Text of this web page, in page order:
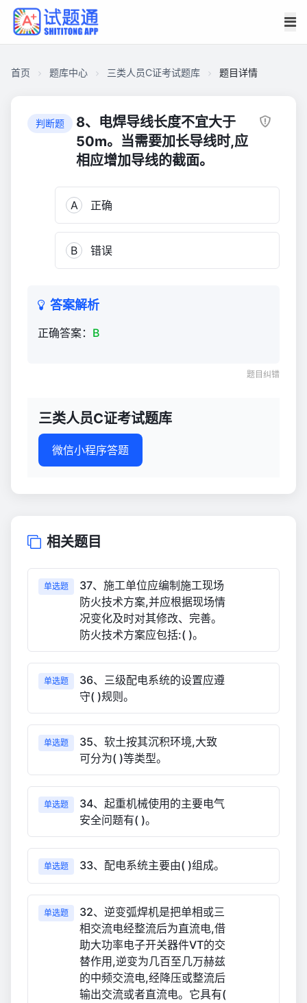
首页 题库中心 三类人员C证考试题库 题目详情
判断题
8、电焊导线长度不宜大于
50m。当需要加长导线时,应
相应增加导线的截面。
A 正确
B 错误
答案解析
正确答案： B
题目纠错
三类人员C证考试题库
微信小程序答题
相关题目
单选题
37、施工单位应编制施工现场
防火技术方案,并应根据现场情
况变化及时对其修改、完善。
防火技术方案应包括:( )。
单选题
36、三级配电系统的设置应遵
守( )规则。
单选题
35、软土按其沉积环境,大致
可分为( )等类型。
单选题
34、起重机械使用的主要电气
安全问题有( )。
单选题 33、配电系统主要由( )组成。
单选题
32、逆变弧焊机是把单相或三
相交流电经整流后为直流电,借
助大功率电子开关器件VT的交
替作用,逆变为几百至几万赫兹
的中频交流电,经降压或整流后
输出交流或者直流电。它具有(